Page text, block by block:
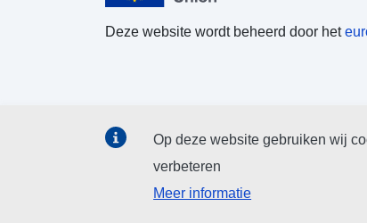
Deze website wordt beheerd door het
Op deze website gebruiken wij
verbeteren
Meer informatie